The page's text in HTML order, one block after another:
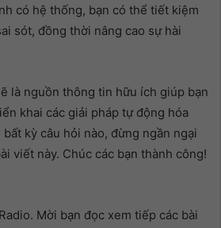
có hệ thống, bạn có thể tiết kiệm
sót, đồng thời nâng cao sự hài
là nguồn thông tin hữu ích giúp bạn
khai các giải pháp tự động hóa
kỳ câu hỏi nào, đừng ngần ngại
viết này. Chúc các bạn thành công!
Mời bạn đọc xem tiếp các bài